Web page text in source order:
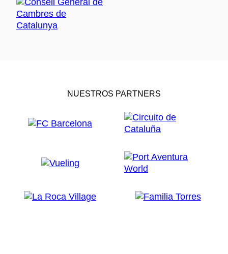
NUESTROS PARTNERS